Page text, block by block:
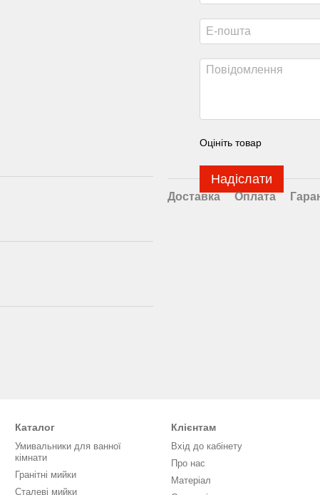
Оцініть товар
Надіслати
Доставка Оплата
Каталог
Умивальники для ванної
кімнати
Гранітні мийки
Сталеві мийки
Клієнтам
Вхід до кабінету
Про нас
Матеріал